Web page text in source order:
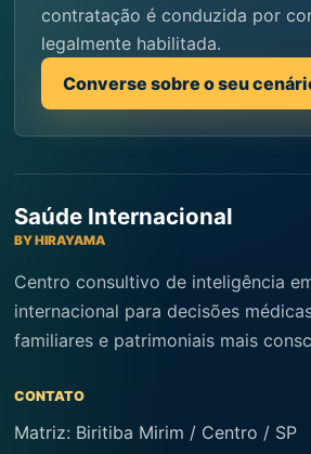
contratação é conduzida por
legalmente habilitada.
Converse sobre o seu
Saúde Internacional
BY HIRAYAMA
Centro consultivo de inteligência
internacional para decisões
familiares e patrimoniais mais
CONTATO
Matriz: Biritiba Mirim / Centro / SP